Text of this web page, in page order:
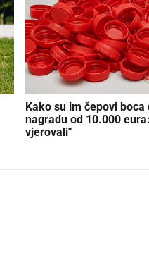
Kako su im čepovi boca
nagradu od 10.000
vjerovali"